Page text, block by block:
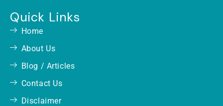
Quick Links
Home
About Us
Blog / Articles
Contact Us
Disclaimer